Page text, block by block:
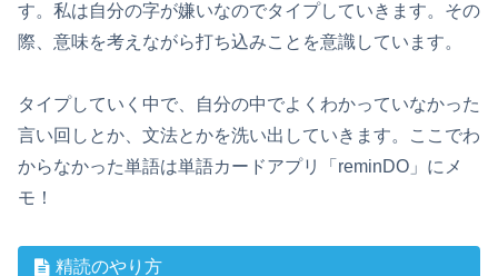
す。私は自分の字が嫌いなのでタイプしていきます。その
際、意味を考えながら打ち込みことを意識しています。
タイプしていく中で、自分の中でよくわかっていなかった
言い回しとか、文法とかを洗い出していきます。ここでわ
からなかった単語は単語カードアプリ「reminDO」にメ
モ！
精読のやり方